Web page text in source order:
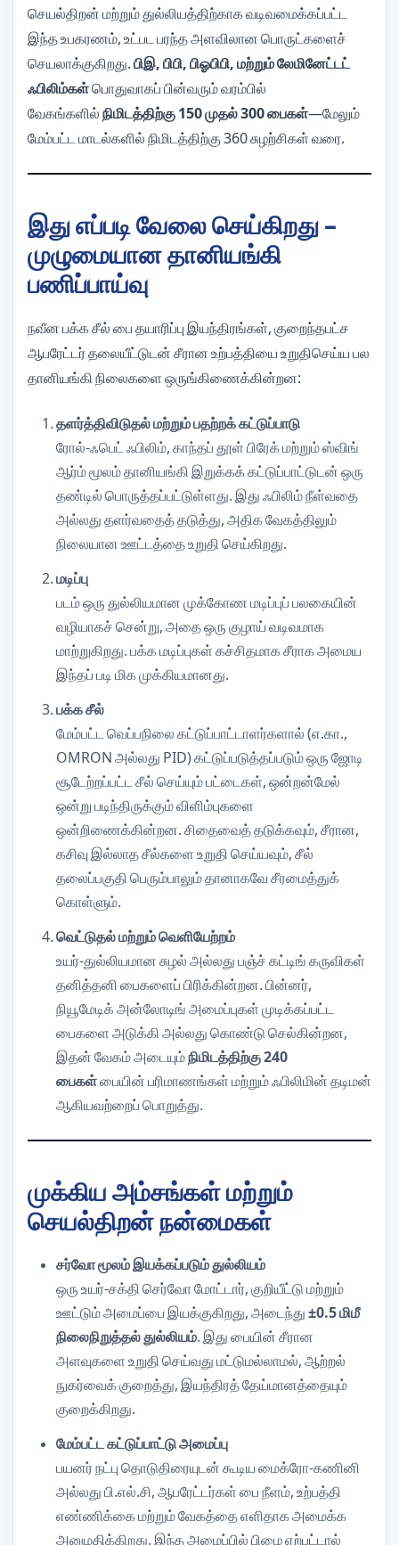
செயல்திறன் மற்றும் துல்லியத்திற்காக வடிவமைக்கப்பட்ட
இந்த உபகரணம், உட்பட பரந்த அளவிலான பொருட்களைச்
செயலாக்குகிறது.பிஇ, பிபி, பிஓபிபி, மற்றும் லேமினேட்டட்
ஃபிலிம்கள்பொதுவாகப் பின்வரும் வரம்பில்
வேகங்களில்நிமிடத்திற்கு 150 முதல் 300 பைகள்—மேலும்
மேம்பட்ட மாடல்களில் நிமிடத்திற்கு 360 சுழற்சிகள் வரை.
இது எப்படி வேலை செய்கிறது –
முழுமையான தானியங்கி
பணிப்பாய்வு
நவீன பக்க சீல் பை தயாரிப்பு இயந்திரங்கள், குறைந்தபட்ச
ஆபரேட்டர் தலையீட்டுடன் சீரான உற்பத்தியை உறுதிசெய்ய பல
தானியங்கி நிலைகளை ஒருங்கிணைக்கின்றன:
தளர்த்திவிடுதல் மற்றும் பதற்றக் கட்டுப்பாடு
ரோல்-ஃபெட் ஃபிலிம், காந்தப் தூள் பிரேக் மற்றும் ஸ்விங்
ஆர்ம் மூலம் தானியங்கி இறுக்கக் கட்டுப்பாட்டுடன் ஒரு
தண்டில் பொருத்தப்பட்டுள்ளது. இது ஃபிலிம் நீள்வதை
அல்லது தளர்வதைத் தடுத்து, அதிக வேகத்திலும்
நிலையான ஊட்டத்தை உறுதி செய்கிறது.
மடிப்பு
படம் ஒரு துல்லியமான முக்கோண மடிப்புப் பலகையின்
வழியாகச் சென்று, அதை ஒரு குழாய் வடிவமாக
மாற்றுகிறது. பக்க மடிப்புகள் கச்சிதமாக சீராக அமைய
இந்தப் படி மிக முக்கியமானது.
பக்க சீல்
மேம்பட்ட வெப்பநிலை கட்டுப்பாட்டாளர்களால் (எ.கா.,
OMRON அல்லது PID) கட்டுப்படுத்தப்படும் ஒரு ஜோடி
சூடேற்றப்பட்ட சீல் செய்யும் பட்டைகள், ஒன்றன்மேல்
ஒன்று படிந்திருக்கும் விளிம்புகளை
ஒன்றிணைக்கின்றன. சிதைவைத் தடுக்கவும், சீரான,
கசிவு இல்லாத சீல்களை உறுதி செய்யவும், சீல்
தலைப்பகுதி பெரும்பாலும் தானாகவே சீரமைத்துக்
கொள்ளும்.
வெட்டுதல் மற்றும் வெளியேற்றம்
உயர்-துல்லியமான சுழல் அல்லது பஞ்ச் கட்டிங் கருவிகள்
தனித்தனி பைகளைப் பிரிக்கின்றன. பின்னர்,
நியூமேடிக் அன்லோடிங் அமைப்புகள் முடிக்கப்பட்ட
பைகளை அடுக்கி அல்லது கொண்டு செல்கின்றன,
இதன் வேகம் அடையும்நிமிடத்திற்கு 240
பைகள்பையின் பரிமாணங்கள் மற்றும் ஃபிலிமின் தடிமன்
ஆகியவற்றைப் பொறுத்து.
முக்கிய அம்சங்கள் மற்றும்
செயல்திறன் நன்மைகள்
சர்வோ மூலம் இயக்கப்படும் துல்லியம்
ஒரு உயர்-சக்தி செர்வோ மோட்டார், குறியீட்டு மற்றும்
ஊட்டும் அமைப்பை இயக்குகிறது, அடைந்து±0.5 மிமீ
நிலைநிறுத்தல் துல்லியம். இது பையின் சீரான
அளவுகளை உறுதி செய்வது மட்டுமல்லாமல், ஆற்றல்
நுகர்வைக் குறைத்து, இயந்திரத் தேய்மானத்தையும்
குறைக்கிறது.
மேம்பட்ட கட்டுப்பாட்டு அமைப்பு
பயனர் நட்பு தொடுதிரையுடன் கூடிய மைக்ரோ-கணினி
அல்லது பி.எல்.சி, ஆபரேட்டர்கள் பை நீளம், உற்பத்தி
எண்ணிக்கை மற்றும் வேகத்தை எளிதாக அமைக்க
அனுமதிக்கிறது. இந்த அமைப்பில் பிழை ஏற்பட்டால்